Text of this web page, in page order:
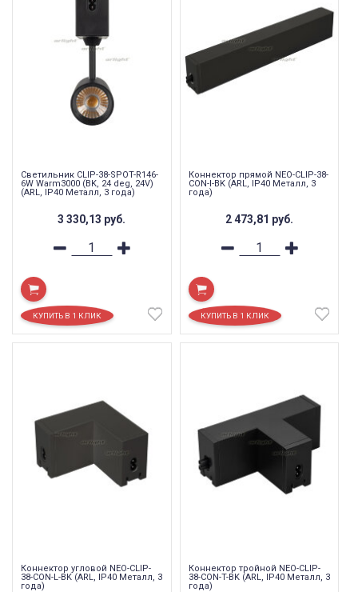
Светильник CLIP-38-SPOT-R146-
6W Warm3000 (BK, 24 deg, 24V)
(ARL, IP40 Металл, 3 года)
3 330,13 руб.
Коннектор прямой NEO-CLIP-38-
CON-I-BK (ARL, IP40 Металл, 3
года)
2 473,81 руб.
Коннектор угловой NEO-CLIP-
38-CON-L-BK (ARL, IP40 Металл, 3
года)
Коннектор тройной NEO-CLIP-
38-CON-T-BK (ARL, IP40 Металл, 3
года)